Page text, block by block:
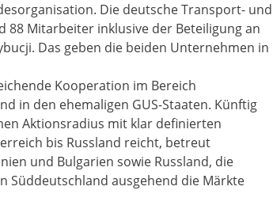
Die deutsche Transport- und
Mitarbeiter inklusive der Beteiligung an
Das geben die beiden Unternehmen in
Kooperation im Bereich
in den ehemaligen GUS-Staaten. Künftig
Aktionsradius mit klar definierten
bis Russland reicht, betreut
und Bulgarien sowie Russland, die
Süddeutschland ausgehend die Märkte